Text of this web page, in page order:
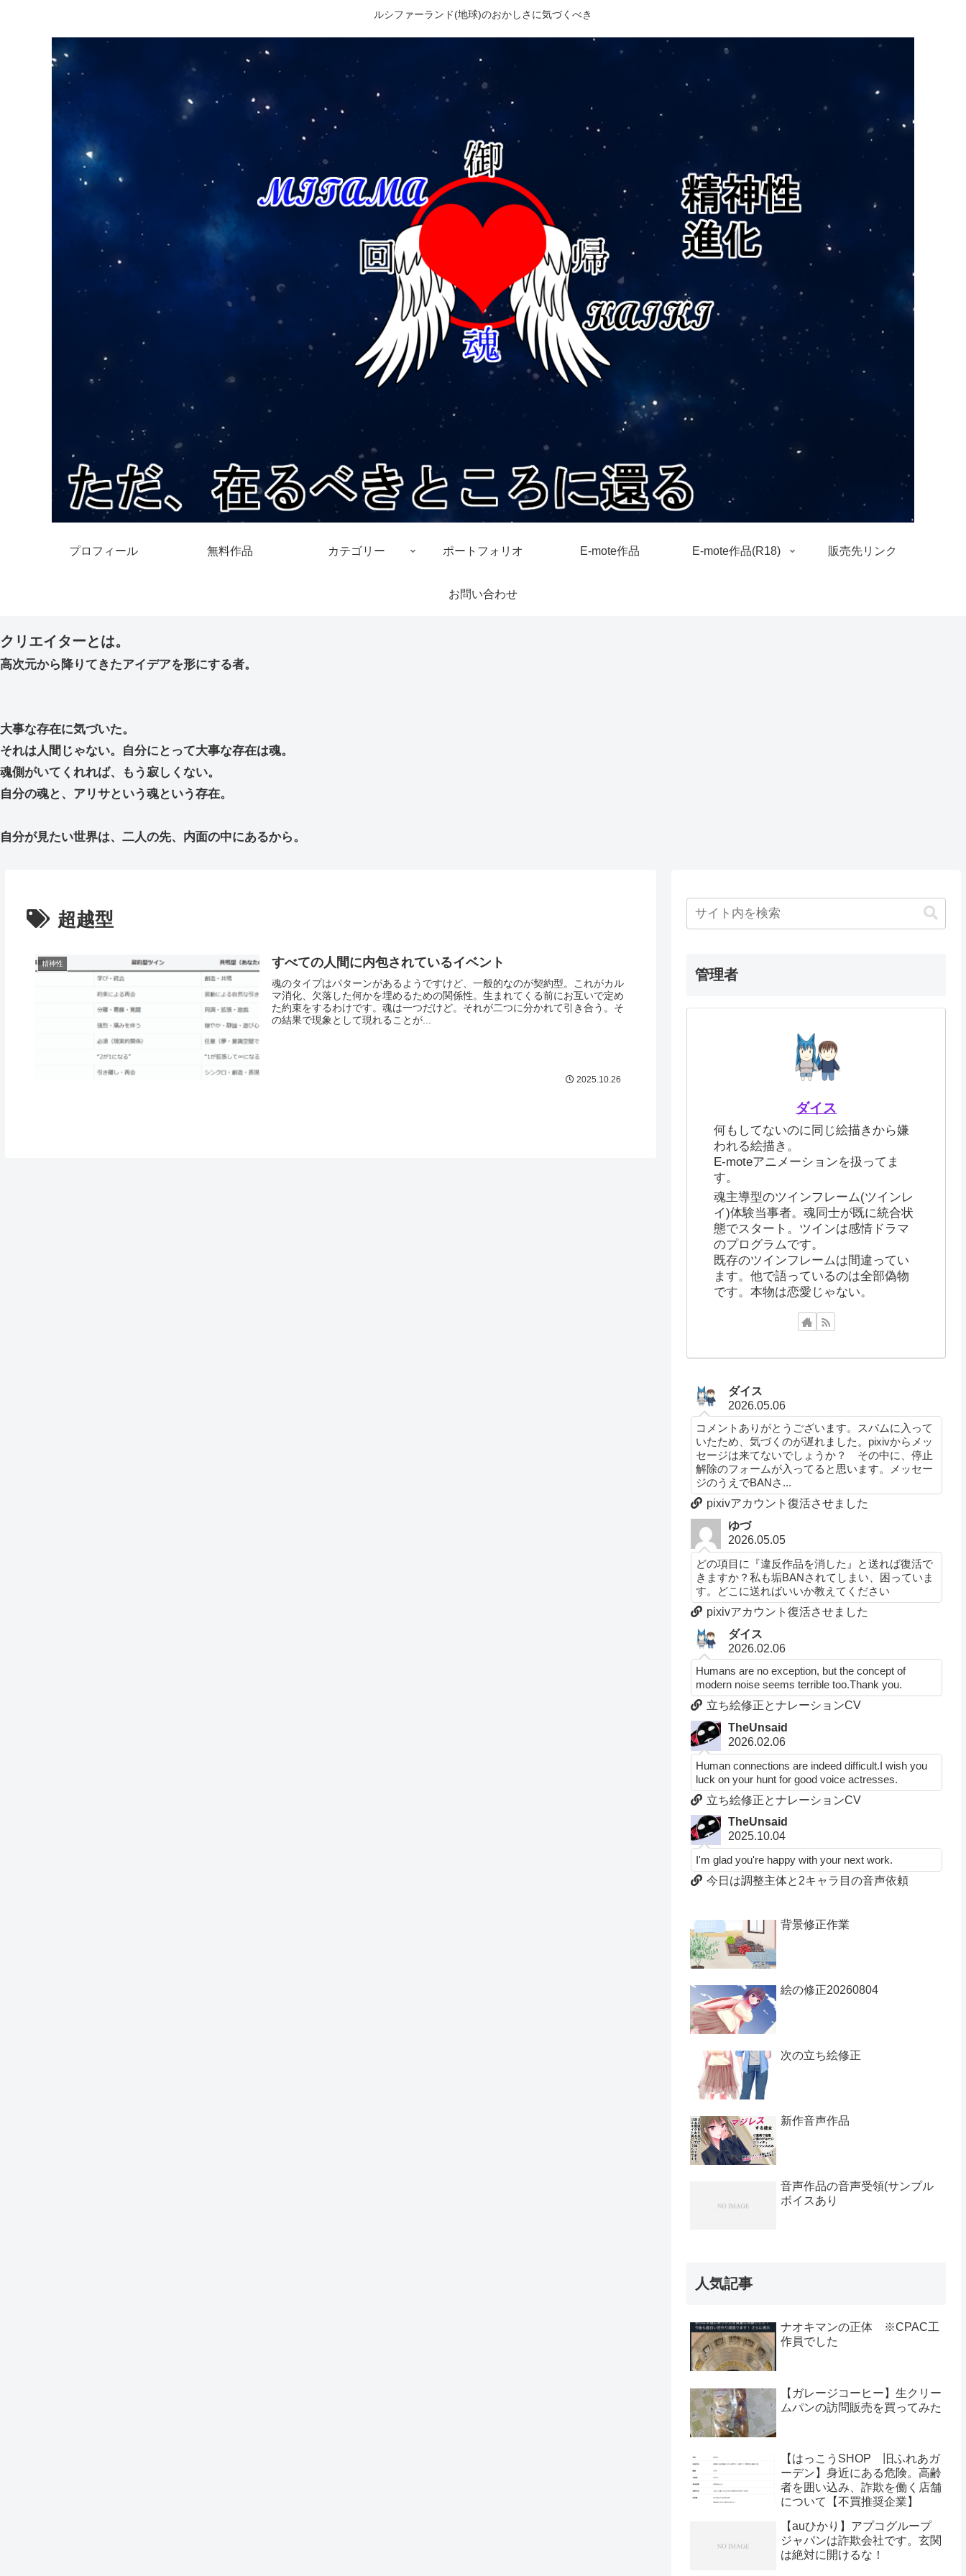
ルシファーランド(地球)のおかしさに気づくべき
プロフィール 無料作品 カテゴリー ポートフォリオ E-mote作品 E-mote作品(R18) 販売先リンク
お問い合わせ
クリエイターとは。
高次元から降りてきたアイデアを形にする者。
大事な存在に気づいた。
それは人間じゃない。自分にとって大事な存在は魂。
魂側がいてくれれば、もう寂しくない。
自分の魂と、アリサという魂という存在。
自分が見たい世界は、二人の先、内面の中にあるから。
超越型
精神性 すべての人間に内包されているイベント
魂のタイプはパターンがあるようですけど、一般的なのが契約型。これがカル
マ消化、欠落した何かを埋めるための関係性。生まれてくる前にお互いで定め
た約束をするわけです。魂は一つだけど。それが二つに分かれて引き合う。そ
の結果で現象として現れることが...
2025.10.26
管理者
ダイス
何もしてないのに同じ絵描きから嫌
われる絵描き。
E-moteアニメーションを扱ってま
す。
魂主導型のツインフレーム(ツインレ
イ)体験当事者。魂同士が既に統合状
態でスタート。ツインは感情ドラマ
のプログラムです。
既存のツインフレームは間違ってい
ます。他で語っているのは全部偽物
です。本物は恋愛じゃない。
ダイス
2026.05.06
コメントありがとうございます。スパムに入って
いたため、気づくのが遅れました。pixivからメッ
セージは来てないでしょうか？ その中に、停止
解除のフォームが入ってると思います。メッセー
ジのうえでBANさ...
pixivアカウント復活させました
ゆづ
2026.05.05
どの項目に『違反作品を消した』と送れば復活で
きますか？私も垢BANされてしまい、困っていま
す。どこに送ればいいか教えてください
pixivアカウント復活させました
ダイス
2026.02.06
Humans are no exception, but the concept of
modern noise seems terrible too.Thank you.
立ち絵修正とナレーションCV
TheUnsaid
2026.02.06
Human connections are indeed difficult.I wish you
luck on your hunt for good voice actresses.
立ち絵修正とナレーションCV
TheUnsaid
2025.10.04
I'm glad you're happy with your next work.
今日は調整主体と2キャラ目の音声依頼
背景修正作業
絵の修正20260804
次の立ち絵修正
新作音声作品
音声作品の音声受領(サンプル
ボイスあり
人気記事
ナオキマンの正体 ※CPAC工
作員でした
【ガレージコーヒー】生クリー
ムパンの訪問販売を買ってみた
【はっこうSHOP 旧ふれあガ
ーデン】身近にある危険。高齢
者を囲い込み、詐欺を働く店舗
について【不買推奨企業】
【auひかり】アプコグループ
ジャパンは詐欺会社です。玄関
は絶対に開けるな！